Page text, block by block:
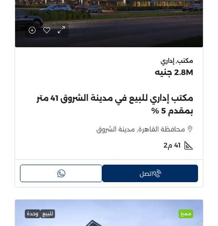
مكتب, إداري
2.8M جنيه
مكتب إداري للبيع في مدينة الشروق 41 متر
بمقدم 5 %
محافظة القاهرة, مدينة الشروق
41 م2
اتصل
مميز للبيع وحدة